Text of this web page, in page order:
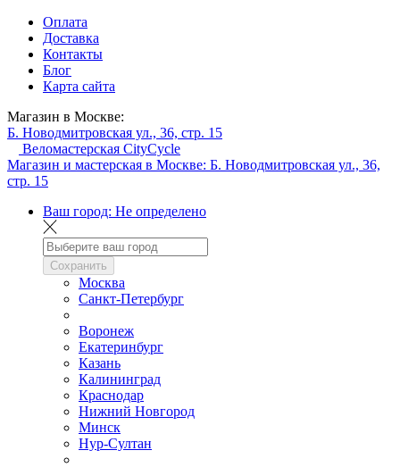
Оплата
Доставка
Контакты
Блог
Карта сайта
Магазин в Москве:
Б. Новодмитровская ул., 36, стр. 15
Веломастерская CityCycle
Магазин и мастерская в Москве: Б. Новодмитровская ул., 36,
стр. 15
Ваш город: Не определено
Сохранить
Москва
Санкт-Петербург
Воронеж
Екатеринбург
Казань
Калининград
Краснодар
Нижний Новгород
Минск
Нур-Султан